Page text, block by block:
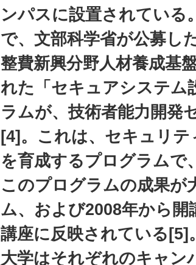
ンパスに設置されている
で、文部科学省が公募し
整費新興分野人材養成基
れた「セキュアシステム
ラムが、技術者能力開発
[4]。これは、セキュリ
を育成するプログラムで
このプログラムの成果が
ム、および2008年から
講座に反映されている[5]
大学はそれぞれのキャン